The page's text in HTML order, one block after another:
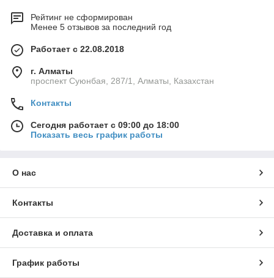
Рейтинг не сформирован
Менее 5 отзывов за последний год
Работает с 22.08.2018
г. Алматы
проспект Суюнбая, 287/1, Алматы, Казахстан
Контакты
Сегодня работает с 09:00 до 18:00
Показать весь график работы
О нас
Контакты
Доставка и оплата
График работы